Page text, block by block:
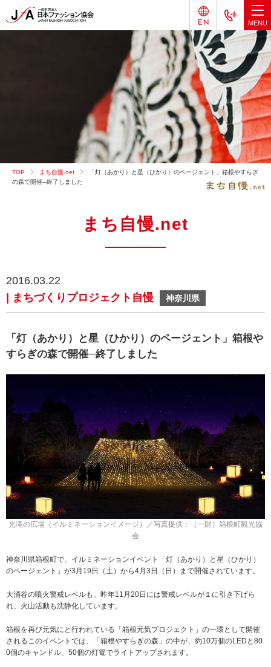
TOP まち自慢.net
「灯（あかり）と星（ひかり）のページェント」箱根やすらぎ
の森で開催─終了しました
まち自慢.net
2016.03.22
| まちづくりプロジェクト自慢
神奈川県
「灯（あかり）と星（ひかり）のページェント」箱根や
すらぎの森で開催─終了しました
光滝の広場（イルミネーションイメージ）／写真提供：（一財）箱根町観光協
会
神奈川県箱根町で、イルミネーションイベント「灯（あかり）と星（ひかり）
のページェント」が3月19日（土）から4月3日（日）まで開催されています。
大涌谷の噴火警戒レベルも、昨年11月20日には警戒レベルが１に引き下げら
れ、火山活動も沈静化しています。
箱根を再び元気にと行われている「箱根元気プロジェクト」の一環として開催
されるこのイベントでは、「箱根やすらぎの森」の中が、約10万個のLEDと80
0個のキャンドル、50個の灯篭でライトアップされます。